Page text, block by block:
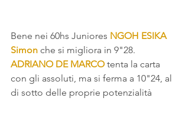
Bene nei 60hs Juniores NGOH ESIKA
Simon che si migliora in 9"28.
ADRIANO DE MARCO tenta la carta
con gli assoluti, ma si ferma a 10"24, al
di sotto delle proprie potenzialità